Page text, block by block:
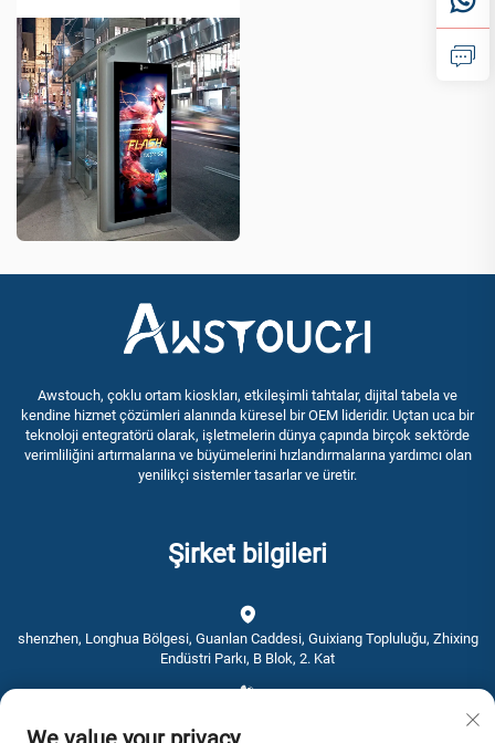
Awstouch, çoklu ortam kioskları, etkileşimli tahtalar, dijital tabela ve
kendine hizmet çözümleri alanında küresel bir OEM lideridir. Uçtan uca bir
teknoloji entegratörü olarak, işletmelerin dünya çapında birçok sektörde
verimliliğini artırmalarına ve büyümelerini hızlandırmalarına yardımcı olan
yenilikçi sistemler tasarlar ve üretir.
Şirket bilgileri
shenzhen, Longhua Bölgesi, Guanlan Caddesi, Guixiang Topluluğu, Zhixing
Endüstri Parkı, B Blok, 2. Kat